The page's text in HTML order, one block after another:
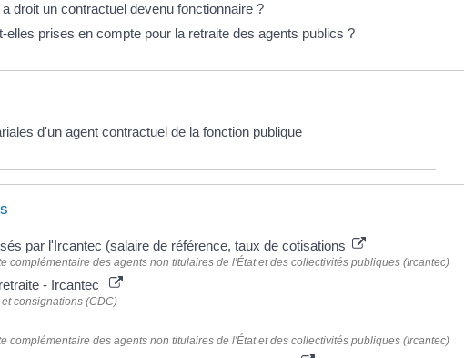
droit un contractuel devenu fonctionnaire ?
elles prises en compte pour la retraite des agents publics ?
d'un agent contractuel de la fonction publique
par l'Ircantec (salaire de référence, taux de cotisations
complémentaire des agents non titulaires de l'État et des collectivités publiques (Ircantec)
- Ircantec
consignations (CDC)
complémentaire des agents non titulaires de l'État et des collectivités publiques (Ircantec)